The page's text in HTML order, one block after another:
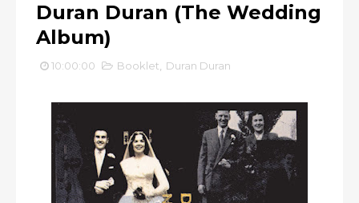
Duran Duran (The Wedding
Album)
10:00:00 Booklet Duran Duran